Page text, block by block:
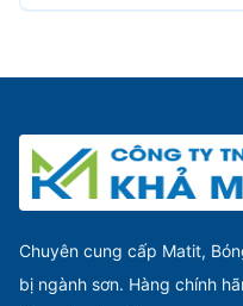
Chuyên cung cấp Matit,
bị ngành sơn. Hàng chính